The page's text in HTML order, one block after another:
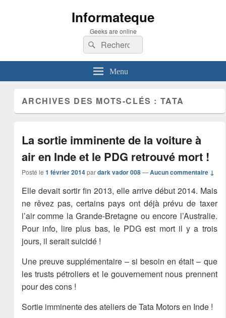
Informateque
Geeks are online
Recherche :
Rechercher
Menu
ARCHIVES DES MOTS-CLÉS : TATA
La sortie imminente de la voiture à
air en Inde et le PDG retrouvé mort !
Posté le 1 février 2014 pardark vador 008 —Aucun commentaire ↓
Elle devait sortir fin 2013, elle arrive début 2014. Mais
ne rêvez pas, certains pays ont déjà prévu de taxer
l’air comme la Grande-Bretagne ou encore l’Australie.
Pour info, lire plus bas, le PDG est mort il y a trois
jours, il serait suicidé !
Une preuve supplémentaire – si besoin en était – que
les trusts pétroliers et le gouvernement nous prennent
pour des cons !
Sortie imminente des ateliers de Tata Motors en Inde !